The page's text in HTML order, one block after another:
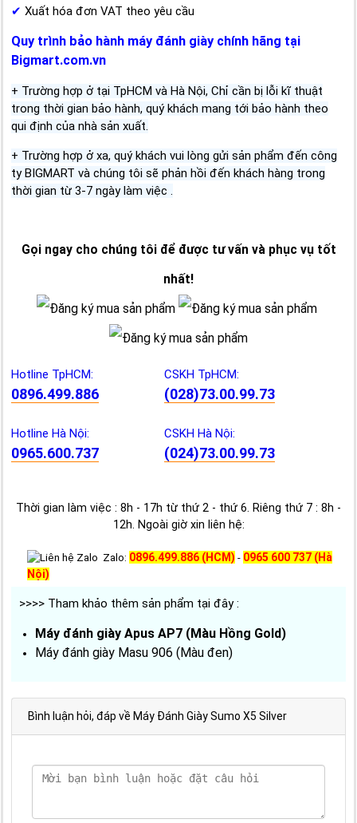
✔ Xuất hóa đơn VAT theo yêu cầu
Quy trình bảo hành máy đánh giày chính hãng tại
Bigmart.com.vn
+ Trường hợp ở tại TpHCM và Hà Nội, Chỉ cần bị lỗi kĩ thuật
trong thời gian bảo hành, quý khách mang tới bảo hành theo
qui định của nhà sản xuất.
+ Trường hợp ở xa, quý khách vui lòng gửi sản phẩm đến công
ty BIGMART và chúng tôi sẽ phản hồi đến khách hàng trong
thời gian từ 3-7 ngày làm việc .
Gọi ngay cho chúng tôi để được tư vấn và phục vụ tốt
nhất!
Hotline TpHCM:
0896.499.886
CSKH TpHCM:
(028)73.00.99.73
Hotline Hà Nội:
0965.600.737
CSKH Hà Nội:
(024)73.00.99.73
Thời gian làm việc : 8h - 17h từ thứ 2 - thứ 6. Riêng thứ 7 : 8h -
12h. Ngoài giờ xin liên hệ:
Zalo: 0896.499.886 (HCM) - 0965 600 737 (Hà
Nội)
>>>> Tham khảo thêm sản phẩm tại đây :
Máy đánh giày Apus AP7 (Màu Hồng Gold)
Máy đánh giày Masu 906 (Màu đen)
Bình luận hỏi, đáp về Máy Đánh Giày Sumo X5 Silver